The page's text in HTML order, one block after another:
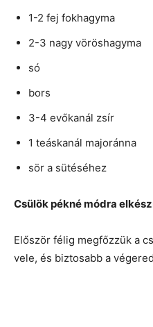
1-2 fej fokhagyma
2-3 nagy vöröshagyma
só
bors
3-4 evőkanál zsír
1 teáskanál majoránna
sör a sütéséhez
Csülök pékné módra
Először félig megfőzzük a
vele, és biztosabb a